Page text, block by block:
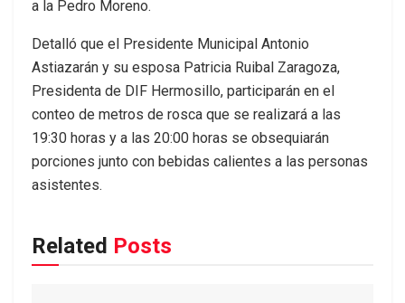
a la Pedro Moreno.
Detalló que el Presidente Municipal Antonio
Astiazarán y su esposa Patricia Ruibal Zaragoza,
Presidenta de DIF Hermosillo, participarán en el
conteo de metros de rosca que se realizará a las
19:30 horas y a las 20:00 horas se obsequiarán
porciones junto con bebidas calientes a las personas
asistentes.
Related Posts